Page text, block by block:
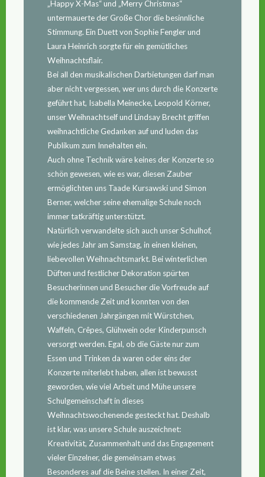
„Happy X-Mas“ und „Merry Christmas“
untermauerte der Große Chor die besinnliche
Stimmung. Ein Duett von Sophie Fengler und
Laura Heinrich sorgte für ein gemütliches
Weihnachtsflair.
Bei all den musikalischen Darbietungen darf man
aber nicht vergessen, wer uns durch die Konzerte
geführt hat, Isabella Meinecke, Leopold Körner,
unser Weihnachtself und Lindsay Brecht griffen
weihnachtliche Gedanken auf und luden das
Publikum zum Innehalten ein.
Auch ohne Technik wäre keines der Konzerte so
schön gewesen, wie es war, diesen Zauber
ermöglichten uns Taade Kursawski und Simon
Berner, welcher seine ehemalige Schule noch
immer tatkräftig unterstützt.
Natürlich verwandelte sich auch unser Schulhof,
wie jedes Jahr am Samstag, in einen kleinen,
liebevollen Weihnachtsmarkt. Bei winterlichen
Düften und festlicher Dekoration spürten
Besucherinnen und Besucher die Vorfreude auf
die kommende Zeit und konnten von den
verschiedenen Jahrgängen mit Würstchen,
Waffeln, Crêpes, Glühwein oder Kinderpunsch
versorgt werden. Egal, ob die Gäste nur zum
Essen und Trinken da waren oder eins der
Konzerte miterlebt haben, allen ist bewusst
geworden, wie viel Arbeit und Mühe unsere
Schulgemeinschaft in dieses
Weihnachtswochenende gesteckt hat. Deshalb
ist klar, was unsere Schule auszeichnet:
Kreativität, Zusammenhalt und das Engagement
vieler Einzelner, die gemeinsam etwas
Besonderes auf die Beine stellen. In einer Zeit,